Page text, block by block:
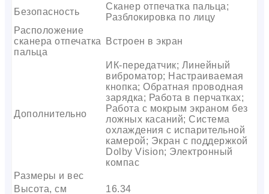
Безопасность
Сканер отпечатка пальца;
Разблокировка по лицу
Расположение
сканера отпечатка
пальца
Встроен в экран
Дополнительно
ИК-передатчик; Линейный
виброматор; Настраиваемая
кнопка; Обратная проводная
зарядка; Работа в перчатках;
Работа с мокрым экраном без
ложных касаний; Система
охлаждения с испарительной
камерой; Экран с поддержкой
Dolby Vision; Электронный
компас
Размеры и вес
Высота, см
16.34